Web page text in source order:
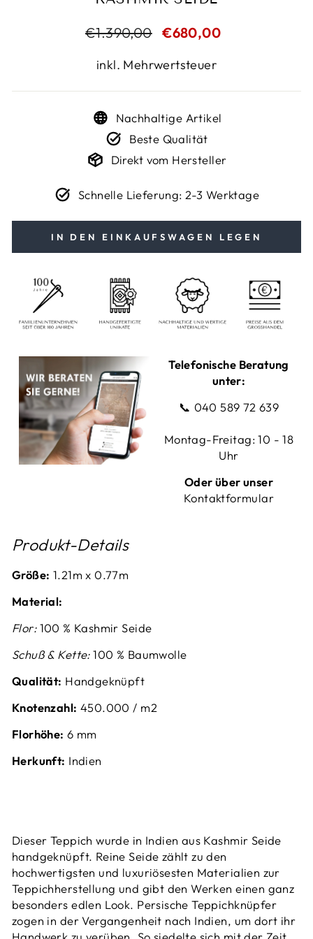
Normaler
€1.390,00 Sonderpreis
€680,00
inkl. Mehrwertsteuer
Nachhaltige Artikel
Beste Qualität
Direkt vom Hersteller
Schnelle Lieferung: 2-3 Werktage
IN DEN EINKAUFSWAGEN LEGEN
Telefonische Beratung
unter:
📞 040 589 72 639
Montag-Freitag: 10 - 18
Uhr
Oder über unser
Kontaktformular
Produkt-Details
Größe: 1.21m x 0.77m
Material:
Flor: 100 % Kashmir Seide
Schuß & Kette: 100 % Baumwolle
Qualität: Handgeknüpft
Knotenzahl: 450.000 / m2
Florhöhe: 6 mm
Herkunft: Indien
Dieser Teppich wurde in Indien aus Kashmir Seide
handgeknüpft. Reine Seide zählt zu den
hochwertigsten und luxuriösesten Materialien zur
Teppichherstellung und gibt den Werken einen ganz
besonders edlen Look. Persische Teppichknüpfer
zogen in der Vergangenheit nach Indien, um dort ihr